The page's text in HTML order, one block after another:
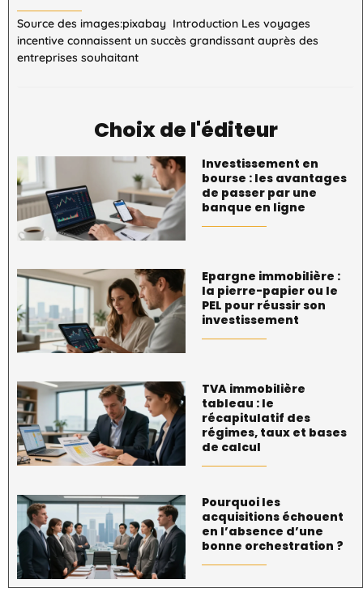
Source des images:pixabay Introduction Les voyages
incentive connaissent un succès grandissant auprès des
entreprises souhaitant
Choix de l'éditeur
Investissement en
bourse : les avantages
de passer par une
banque en ligne
Epargne immobilière :
la pierre-papier ou le
PEL pour réussir son
investissement
TVA immobilière
tableau : le
récapitulatif des
régimes, taux et bases
de calcul
Pourquoi les
acquisitions échouent
en l’absence d’une
bonne orchestration ?